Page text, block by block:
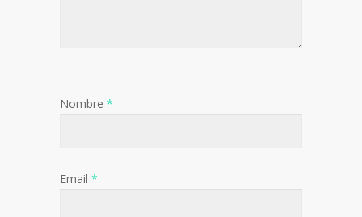
Nombre *
Email *